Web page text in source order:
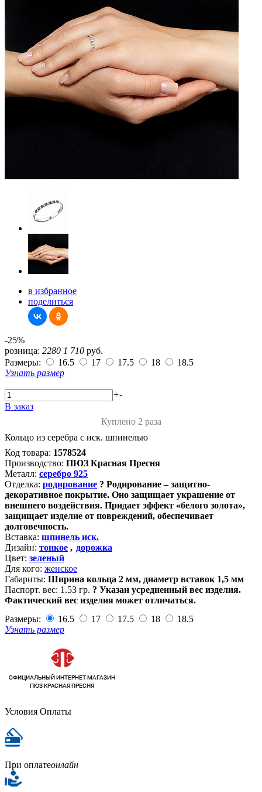
в избранное
поделиться
-25%
розница: 2280 1 710 руб.
Размеры:
16.5 17 17.5 18
18.5
Узнать размер
+-
В заказ
Куплено 2 раза
Кольцо из серебра с иск. шпинелью
Код товара: 1578524
Производство: ПЮЗ Красная Пресня
Металл: серебро 925
Отделка: родирование ? Родирование – защитно-
декоративное покрытие. Оно защищает украшение от
внешнего воздействия. Придает эффект «белого золота»,
защищает изделие от повреждений, обеспечивает
долговечность.
Вставка: шпинель иск.
Дизайн: тонкое , дорожка
Цвет: зеленый
Для кого: женское
Габариты: Ширина кольца 2 мм, диаметр вставок 1,5 мм
Паспорт. вес: 1.53 гр. ? Указан усредненный вес изделия.
Фактический вес изделия может отличаться.
Размеры:
16.5 17 17.5 18
18.5
Узнать размер
Условия Оплаты
При оплатеонлайн